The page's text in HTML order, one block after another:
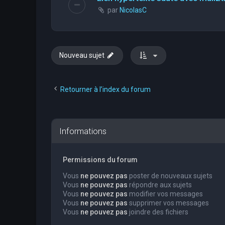
par NicolasC
Nouveau sujet
Retourner à l’index du forum
Informations
Permissions du forum
Vous ne pouvez pas poster de nouveaux sujets
Vous ne pouvez pas répondre aux sujets
Vous ne pouvez pas modifier vos messages
Vous ne pouvez pas supprimer vos messages
Vous ne pouvez pas joindre des fichiers